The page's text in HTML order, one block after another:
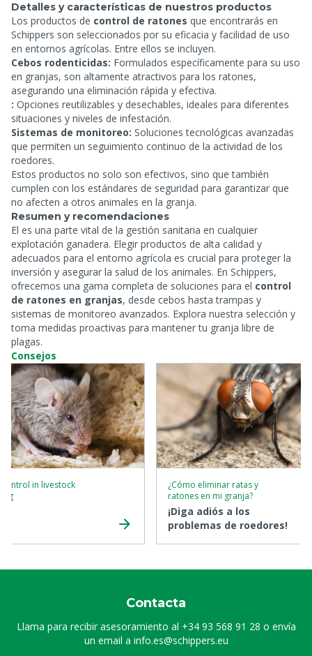
Detalles y características de nuestros productos
Los productos de control de ratones que encontrarás en
Schippers son seleccionados por su eficacia y facilidad de uso
en entornos agrícolas. Entre ellos se incluyen.
Cebos rodenticidas: Formulados específicamente para su uso
en granjas, son altamente atractivos para los ratones,
asegurando una eliminación rápida y efectiva.
: Opciones reutilizables y desechables, ideales para diferentes
situaciones y niveles de infestación.
Sistemas de monitoreo: Soluciones tecnológicas avanzadas
que permiten un seguimiento continuo de la actividad de los
roedores.
Estos productos no solo son efectivos, sino que también
cumplen con los estándares de seguridad para garantizar que
no afecten a otros animales en la granja.
Resumen y recomendaciones
El es una parte vital de la gestión sanitaria en cualquier
explotación ganadera. Elegir productos de alta calidad y
adecuados para el entorno agrícola es crucial para proteger la
inversión y asegurar la salud de los animales. En Schippers,
ofrecemos una gama completa de soluciones para el control
de ratones en granjas, desde cebos hasta trampas y
sistemas de monitoreo avanzados. Explora nuestra selección y
toma medidas proactivas para mantener tu granja libre de
plagas.
Consejos
control in livestock
¿Cómo eliminar ratas y
ratones en mi granja?
¡Diga adiós a los
problemas de roedores!
Contacta
Llama para recibir asesoramiento al +34 93 568 91 28 o envía
un email a info.es@schippers.eu